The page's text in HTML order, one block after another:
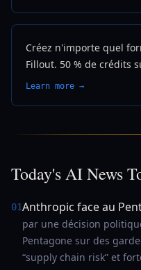
Créez n'importe quel
Fillout. 50 % de crédits
Learn more →
Today's AI News
01Anthropic face au
par une décision
Pentagone sur des
“supply chain risk” et